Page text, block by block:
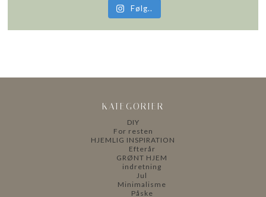
Følg..
KATEGORIER
DIY
For resten
HJEMLIG INSPIRATION
Efterår
GRØNT HJEM
indretning
Jul
Minimalisme
Påske